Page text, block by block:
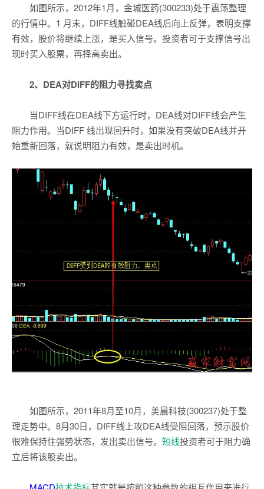
如图所示，2012年1月，金城医药(300233)处于震荡整理
的行情中。1 月末，DIFF线触碰DEA线后向上反弹，表明支撑
有效，股价将继续上涨，是买入信号。投资者可于支撑信号出
现时买入股票，再择高卖出。
2、DEA对DIFF的阻力寻找卖点
当DIFF线在DEA线下方运行时，DEA线对DIFF线会产生
阻力作用。当DIFF 线出现回升时，如果没有突破DEA线并开
始重新回落，就说明阻力有效，是卖出时机。
如图所示，2011年8月至10月，美晨科技(300237)处于整
理走势中。8月30日，DIFF线上攻DEA线受阻回落，预示股价
很难保持住强势状态，发出卖出信号。 短线投资者可于阻力确
立后将该股卖出。